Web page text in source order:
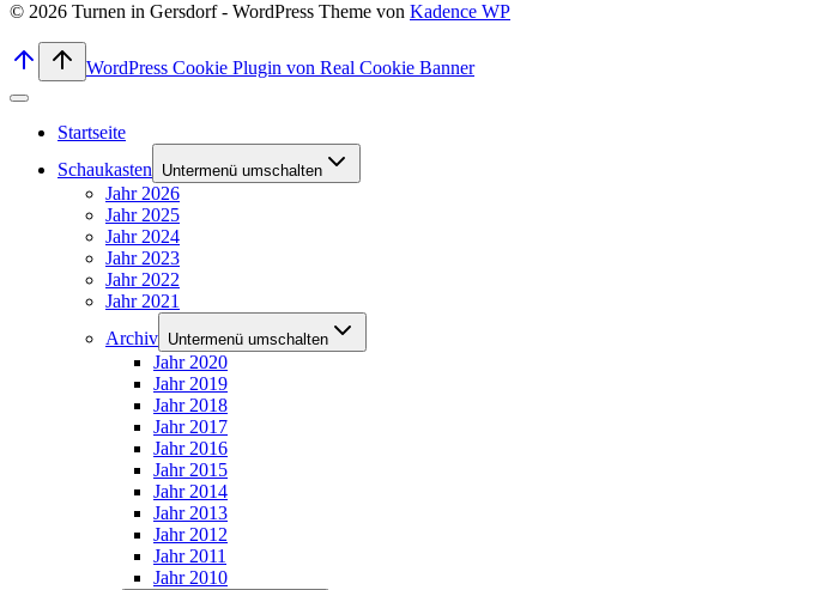
© 2026 Turnen in Gersdorf - WordPress Theme von Kadence WP
WordPress Cookie Plugin von Real Cookie Banner
Startseite
Schaukasten
Untermenü umschalten
Jahr 2026
Jahr 2025
Jahr 2024
Jahr 2023
Jahr 2022
Jahr 2021
Archiv Untermenü umschalten
Jahr 2020
Jahr 2019
Jahr 2018
Jahr 2017
Jahr 2016
Jahr 2015
Jahr 2014
Jahr 2013
Jahr 2012
Jahr 2011
Jahr 2010